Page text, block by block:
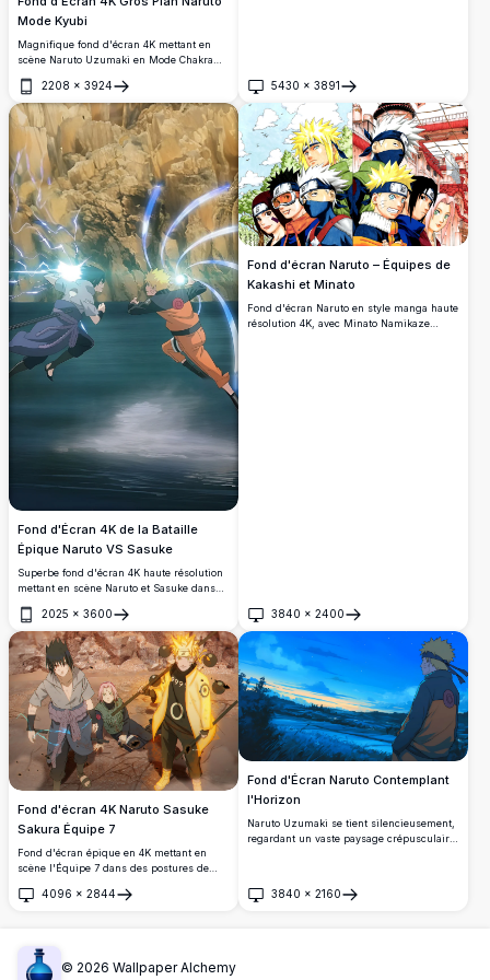
Mode Kyubi
Magnifique fond d'écran 4K mettant en
scène Naruto Uzumaki en Mode Chakra
lumineux, tenant un kunai, sur un fond
dramatique de panneau manga avec des
braises.
2208 × 3924
Ouvrir
5430 × 3891
Ouvrir
Fond d'Écran 4K de la Bataille
Épique Naruto VS Sasuke
Superbe fond d'écran 4K haute résolution
mettant en scène Naruto et Sasuke dans
un affrontement intense. Naruto charge un
Rasengan tandis que Sasuke manie le
Chidori, s'affrontant au-dessus de l'eau
avec des falaises rocheuses spectaculaires
en arrière-plan.
2025 × 3600
Ouvrir
Fond d'écran Naruto – Équipes de
Kakashi et Minato
Fond d'écran Naruto en style manga haute
résolution 4K, avec Minato Namikaze
3840 × 2400
Ouvrir
Fond d'écran 4K Naruto Sasuke
Sakura Équipe 7
Fond d'écran épique en 4K mettant en
scène l'Équipe 7 dans des postures de
Voies, Sasuke avec le Rinnegan et Sakura
4096 × 2844
Ouvrir
Fond d'Écran Naruto Contemplant
l'Horizon
Naruto Uzumaki se tient silencieusement,
regardant un vaste paysage crépusculaire
capturant un moment de réflexion et de
3840 × 2160
Ouvrir
© 2026 Wallpaper Alchemy